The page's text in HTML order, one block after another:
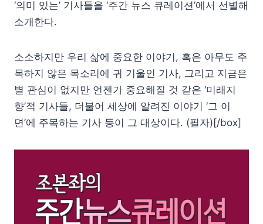
‘의미 있는’ 기사들을 ‘주간 뉴스 큐레이션’에서 선별해
소개한다.
소소하지만 우리 삶에 중요한 이야기, 혹은 아무도 주
목하지 않은 목소리에 귀 기울인 기사, 그리고 지금은
별 관심이 없지만 언젠가 중요해질 것 같은 ‘미래지
향’적 기사들, 더불어 세상에 알려진 이야기 ‘그 이
면’에 주목하는 기사 등이 그 대상이다. (필자)[/box]